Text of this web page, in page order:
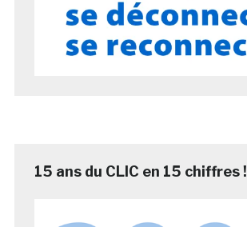
15 ans du CLIC en 15 chiffres !